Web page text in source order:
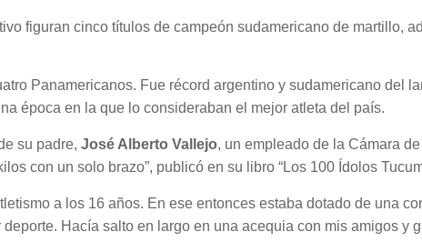
figuran cinco títulos de campeón sudamericano de martillo,
Panamericanos. Fue récord argentino y sudamericano del
época en la que lo consideraban el mejor atleta del país.
su padre,José Alberto Vallejo, un empleado de la Cámara
con un solo brazo”, publicó en su libro “Los 100 Ídolos
a los 16 años. En ese entonces estaba dotado de una
Hacía salto en largo en una acequia con mis amigos y